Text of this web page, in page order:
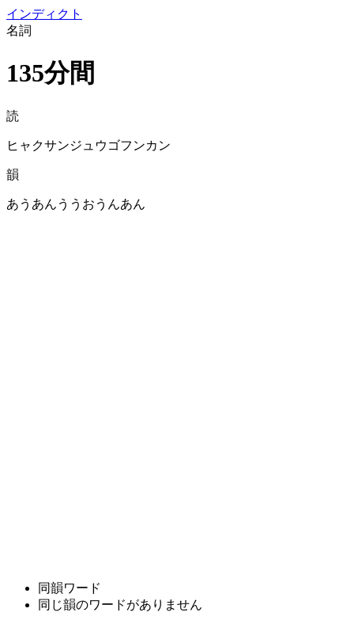
インディクト
名詞
135分間
読
ヒャクサンジュウゴフンカン
韻
あうあんううおうんあん
同韻ワード
同じ韻のワードがありません